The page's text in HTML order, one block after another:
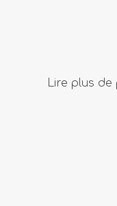
Lire plus